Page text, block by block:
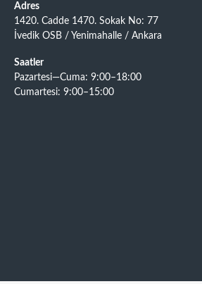
Adres
1420. Cadde 1470. Sokak No: 77
İvedik OSB / Yenimahalle / Ankara
Saatler
Pazartesi—Cuma: 9:00–18:00
Cumartesi: 9:00–15:00